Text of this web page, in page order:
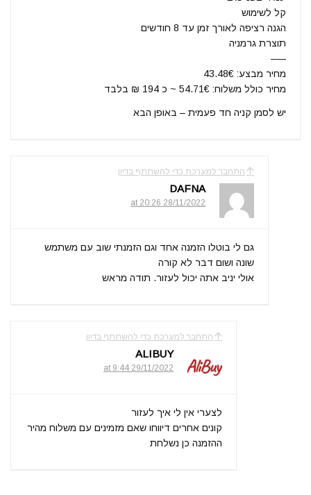
קל לשימוש
הגנה רציפה לאורך זמן עד 8 חודשים
תוצרת גרמניה
—–
מחיר מבצע: 43.48€
מחיר כולל משלוח: 54.71€ ~ כ 194 ₪ בלבד
יש לסמן קניה חד פעמית – באופן הבא
התחבר למערכת כדי להשתתף בדיון
DAFNA
28/11/2022 at 20:26
גם לי בוטלו הזמנה אחד וגם הזמנתי שוב עם משתמש
שונה ושום דבר לא קורה
אולי יניב אתה יכול לעזור. תודה מראש
התחבר למערכת כדי להשתתף בדיון
ALIBUY
29/11/2022 at 9:44
לצערי אין לי איך לעזור
קונים אחרים דיווחו שאם מזמינים עם משלוח מהיר
ההזמנה כן נשלחת